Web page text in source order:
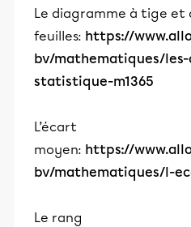
Le diagramme à tige et
feuilles: https://
bv/mathematiques/
statistique-m1365
L’écart
moyen: https://
bv/mathematiques/l-
Le rang